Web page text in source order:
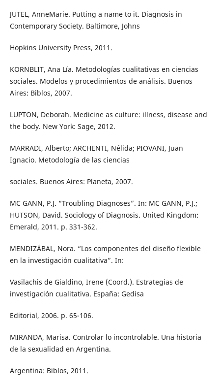
JUTEL, AnneMarie. Putting a name to it. Diagnosis in
Contemporary Society. Baltimore, Johns
Hopkins University Press, 2011.
KORNBLIT, Ana Lía. Metodologías cualitativas en ciencias
sociales. Modelos y procedimientos de análisis. Buenos
Aires: Biblos, 2007.
LUPTON, Deborah. Medicine as culture: illness, disease and
the body. New York: Sage, 2012.
MARRADI, Alberto; ARCHENTI, Nélida; PIOVANI, Juan
Ignacio. Metodología de las ciencias
sociales. Buenos Aires: Planeta, 2007.
MC GANN, P.J. “Troubling Diagnoses”. In: MC GANN, P.J.;
HUTSON, David. Sociology of Diagnosis. United Kingdom:
Emerald, 2011. p. 331-362.
MENDIZÁBAL, Nora. “Los componentes del diseño flexible
en la investigación cualitativa”. In:
Vasilachis de Gialdino, Irene (Coord.). Estrategias de
investigación cualitativa. España: Gedisa
Editorial, 2006. p. 65-106.
MIRANDA, Marisa. Controlar lo incontrolable. Una historia
de la sexualidad en Argentina.
Argentina: Biblos, 2011.